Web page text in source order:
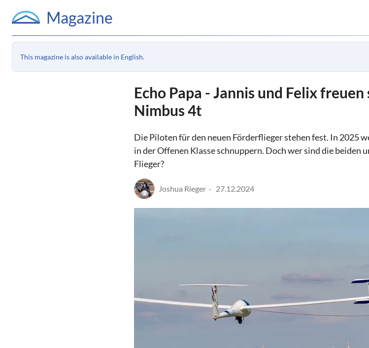
Magazine
This magazine is also available in English.
Echo Papa - Jannis und Felix
Nimbus 4t
Die Piloten für den neuen Förderflieger stehen fest. In 2025
in der Offenen Klasse schnuppern. Doch wer sind die beiden
Flieger?
Joshua Rieger 27.12.2024